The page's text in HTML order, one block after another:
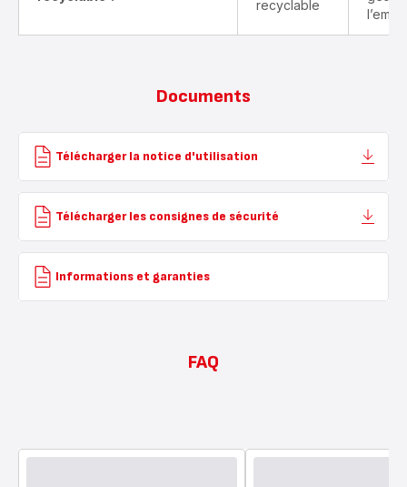
recyclable
Documents
Télécharger la notice d'utilisation
Télécharger les consignes de sécurité
Informations et garanties
FAQ